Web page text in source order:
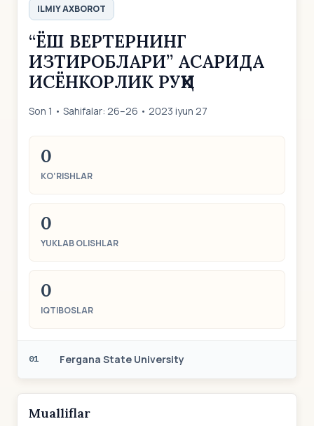
ILMIY AXBOROT
“ЁШ ВЕРТЕРНИНГ
ИЗТИРОБЛАРИ” АСАРИДА
ИСЁНКОРЛИК РУҲИ
Son 1 • Sahifalar: 26–26 • 2023 iyun 27
0
KO‘RISHLAR
0
YUKLAB OLISHLAR
0
IQTIBOSLAR
01 Fergana State University
Mualliflar